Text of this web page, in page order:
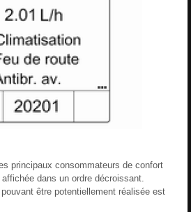
principaux consommateurs de confort
dans un ordre décroissant.
pouvant être potentiellement réalisée est